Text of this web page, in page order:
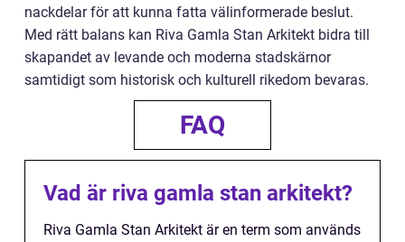
nackdelar för att kunna fatta välinformerade beslut.
Med rätt balans kan Riva Gamla Stan Arkitekt bidra till
skapandet av levande och moderna stadskärnor
samtidigt som historisk och kulturell rikedom bevaras.
FAQ
Vad är riva gamla stan arkitekt?
Riva Gamla Stan Arkitekt är en term som används